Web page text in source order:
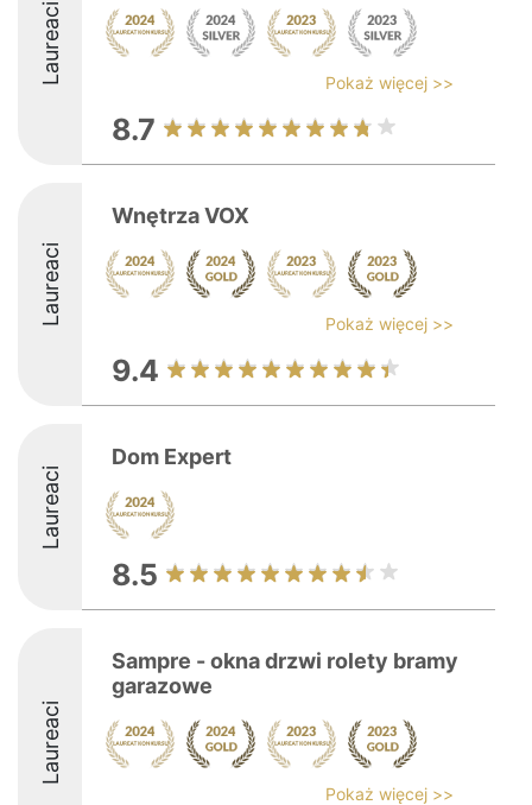
Laureaci Pokaż więcej >>
8.7
Laureaci
Wnętrza VOX
Pokaż więcej >>
9.4
Laureaci
Dom Expert
8.5
Laureaci
Sampre - okna drzwi rolety bramy
garazowe
Pokaż więcej >>